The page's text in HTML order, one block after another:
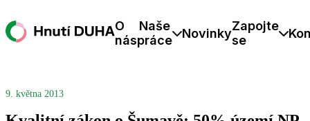
O
nás
Naše
práce
NovinkyZapojte
se
9. května 2013